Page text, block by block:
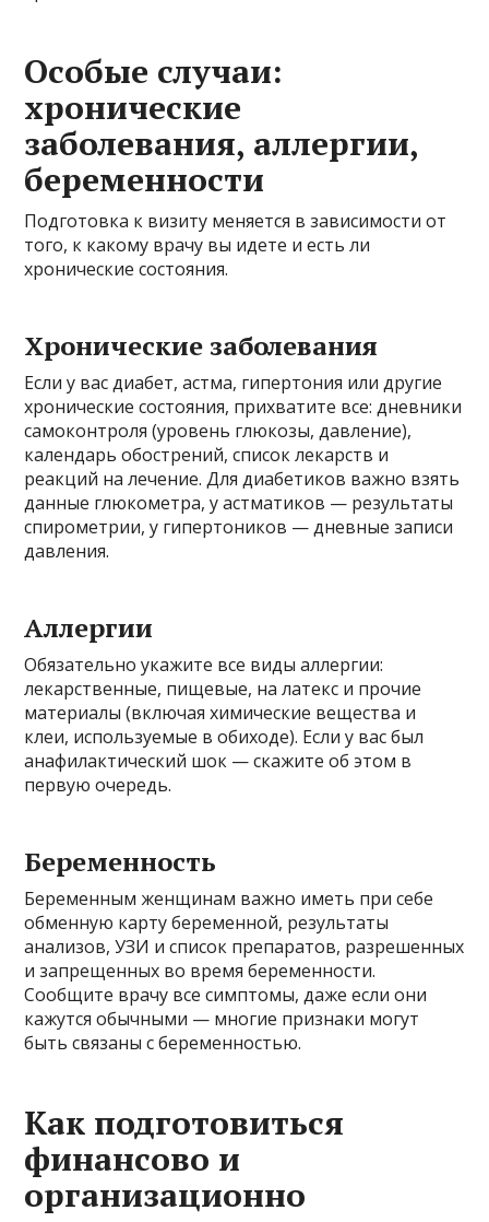
Особые случаи:
хронические
заболевания, аллергии,
беременности
Подготовка к визиту меняется в зависимости от
того, к какому врачу вы идете и есть ли
хронические состояния.
Хронические заболевания
Если у вас диабет, астма, гипертония или другие
хронические состояния, прихватите все: дневники
самоконтроля (уровень глюкозы, давление),
календарь обострений, список лекарств и
реакций на лечение. Для диабетиков важно взять
данные глюкометра, у астматиков — результаты
спирометрии, у гипертоников — дневные записи
давления.
Аллергии
Обязательно укажите все виды аллергии:
лекарственные, пищевые, на латекс и прочие
материалы (включая химические вещества и
клеи, используемые в обиходе). Если у вас был
анафилактический шок — скажите об этом в
первую очередь.
Беременность
Беременным женщинам важно иметь при себе
обменную карту беременной, результаты
анализов, УЗИ и список препаратов, разрешенных
и запрещенных во время беременности.
Сообщите врачу все симптомы, даже если они
кажутся обычными — многие признаки могут
быть связаны с беременностью.
Как подготовиться
финансово и
организационно